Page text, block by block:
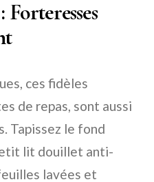
ces fidèles
de repas, sont aussi
Tapissez le fond
lit douillet anti-
lavées et